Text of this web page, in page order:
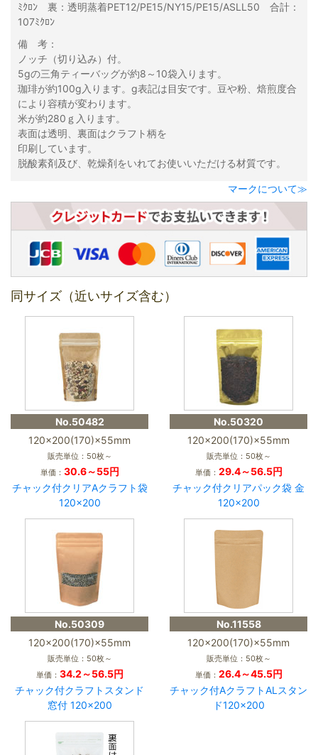
ﾐｸﾛﾝ 裏：透明蒸着PET12/PE15/NY15/PE15/ASLL50 合計：
107ﾐｸﾛﾝ
備 考：
ノッチ（切り込み）付。
5gの三角ティーバッグが約8～10袋入ります。
珈琲が約100g入ります。g表記は目安です。豆や粉、焙煎度合
により容積が変わります。
米が約280ｇ入ります。
表面は透明、裏面はクラフト柄を
印刷しています。
脱酸素剤及び、乾燥剤をいれてお使いいただける材質です。
マークについて≫
同サイズ（近いサイズ含む）
No.50482
120×200(170)×55mm
販売単位：50枚～
単価： 30.6～55円
チャック付クリアAクラフト袋
120×200
No.50320
120×200(170)×55mm
販売単位：50枚～
単価： 29.4～56.5円
チャック付クリアパック袋 金
120×200
No.50309
120×200(170)×55mm
販売単位：50枚～
単価： 34.2～56.5円
チャック付クラフトスタンド
窓付 120×200
No.11558
120×200(170)×55mm
販売単位：50枚～
単価： 26.4～45.5円
チャック付AクラフトALスタン
ド120×200